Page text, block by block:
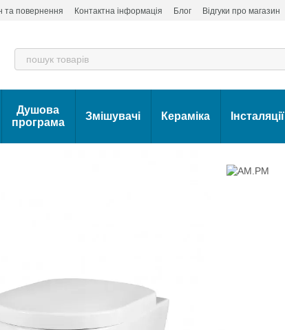
та повернення Контактна інформація Блог Відгуки про магазин
Душова
програма
Змішувачі Кераміка Інсталяції